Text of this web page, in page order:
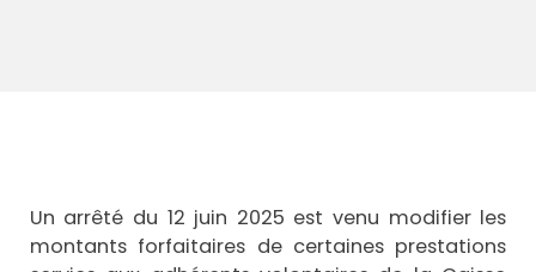
Un arrêté du 12 juin 2025 est venu modifier les
montants forfaitaires de certaines prestations